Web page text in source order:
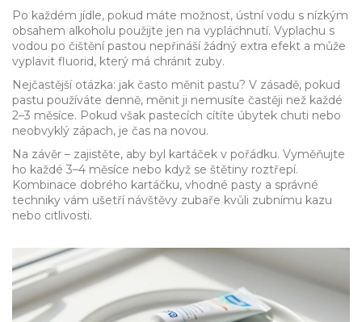
Po každém jídle, pokud máte možnost, ústní vodu s nízkým
obsahem alkoholu použijte jen na vypláchnutí. Vyplachu s
vodou po čištění pastou nepřináší žádný extra efekt a může
vyplavit fluorid, který má chránit zuby.
Nejčastější otázka: jak často měnit pastu? V zásadě, pokud
pastu používáte denně, měnit ji nemusíte častěji než každé
2–3 měsíce. Pokud však pastecích cítíte úbytek chuti nebo
neobvyklý zápach, je čas na novou.
Na závěr – zajistěte, aby byl kartáček v pořádku. Vyměňujte
ho každé 3–4 měsíce nebo když se štětiny roztřepí.
Kombinace dobrého kartáčku, vhodné pasty a správné
techniky vám ušetří návštěvy zubaře kvůli zubnímu kazu
nebo citlivosti.